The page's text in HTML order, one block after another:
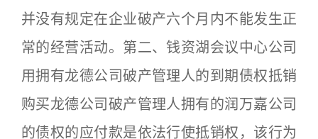
并没有规定在企业破产六个月内不能发生正
常的经营活动。第二、钱资湖会议中心公司
用拥有龙德公司破产管理人的到期债权抵销
购买龙德公司破产管理人拥有的润万嘉公司
的债权的应付款是依法行使抵销权，该行为